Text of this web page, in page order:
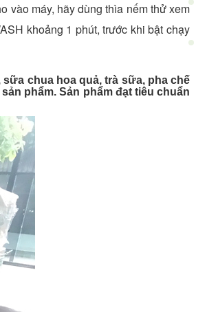
vào máy, hãy dùng thìa nếm thử xem
khoảng 1 phút, trước khi bật chạy
chua hoa quả, trà sữa, pha chế
phẩm. Sản phẩm đạt tiêu chuẩn